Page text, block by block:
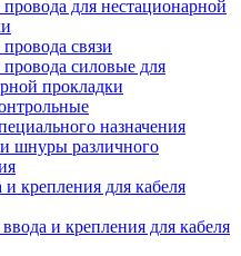
для нестационарной
связи
силовые для
прокладки
назначения
шнуры различного
крепления для кабеля
и крепления для кабеля